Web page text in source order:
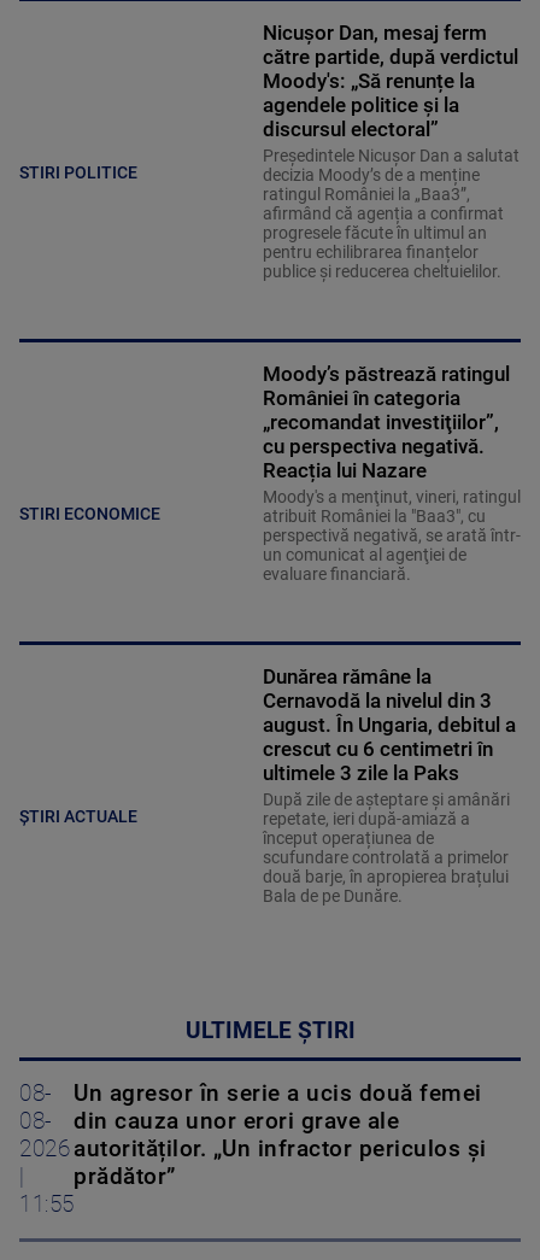
STIRI POLITICE
Nicușor Dan, mesaj ferm
către partide, după verdictul
Moody's: „Să renunțe la
agendele politice şi la
discursul electoral”
Președintele Nicușor Dan a salutat
decizia Moody’s de a menține
ratingul României la „Baa3”,
afirmând că agenția a confirmat
progresele făcute în ultimul an
pentru echilibrarea finanțelor
publice și reducerea cheltuielilor.
STIRI ECONOMICE
Moody’s păstrează ratingul
României în categoria
„recomandat investiţiilor”,
cu perspectiva negativă.
Reacția lui Nazare
Moody's a menţinut, vineri, ratingul
atribuit României la "Baa3", cu
perspectivă negativă, se arată într-
un comunicat al agenţiei de
evaluare financiară.
ȘTIRI ACTUALE
Dunărea rămâne la
Cernavodă la nivelul din 3
august. În Ungaria, debitul a
crescut cu 6 centimetri în
ultimele 3 zile la Paks
După zile de așteptare și amânări
repetate, ieri după-amiază a
început operațiunea de
scufundare controlată a primelor
două barje, în apropierea brațului
Bala de pe Dunăre.
ULTIMELE ȘTIRI
08-
08-
2026
11:55
Un agresor în serie a ucis două femei
din cauza unor erori grave ale
autorităților. „Un infractor periculos și
prădător”